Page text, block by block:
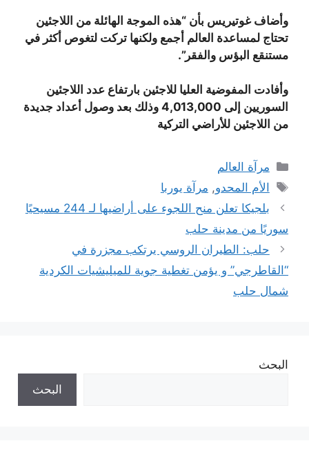
وأضاف غوتيريس بأن “هذه الموجة الهائلة من اللاجئين
تحتاج لمساعدة العالم أجمع ولكنها تركت لتغوص أكثر في
مستنقع البؤس والفقر”.
وأفادت المفوضية العليا للاجئين بارتفاع عدد اللاجئين
السوريين إلى 4,013,000 وذلك بعد وصول أعداد جديدة
من اللاجئين للأراضي التركية
التصنيفات
مرآة العالم
الوسوم
الأم المحدو, مرآة يوربا
بلجيكا تعلن منح اللجوء على أراضيها لـ 244 مسيحيًا
سوريًا من مدينة حلب
حلب: الطيران الروسي يرتكب مجزرة في
“القاطرجي” و يؤمن تغطية جوية للميليشيات الكردية
شمال حلب
البحث
البحث